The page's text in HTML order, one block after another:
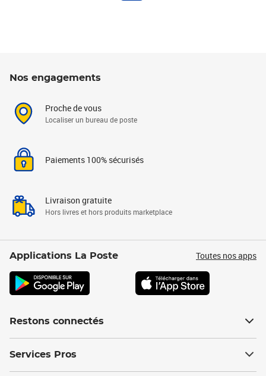
Nos engagements
Proche de vous
Localiser un bureau de poste
Paiements 100% sécurisés
Livraison gratuite
Hors livres et hors produits marketplace
Applications La Poste Toutes nos apps
Restons connectés
Services Pros